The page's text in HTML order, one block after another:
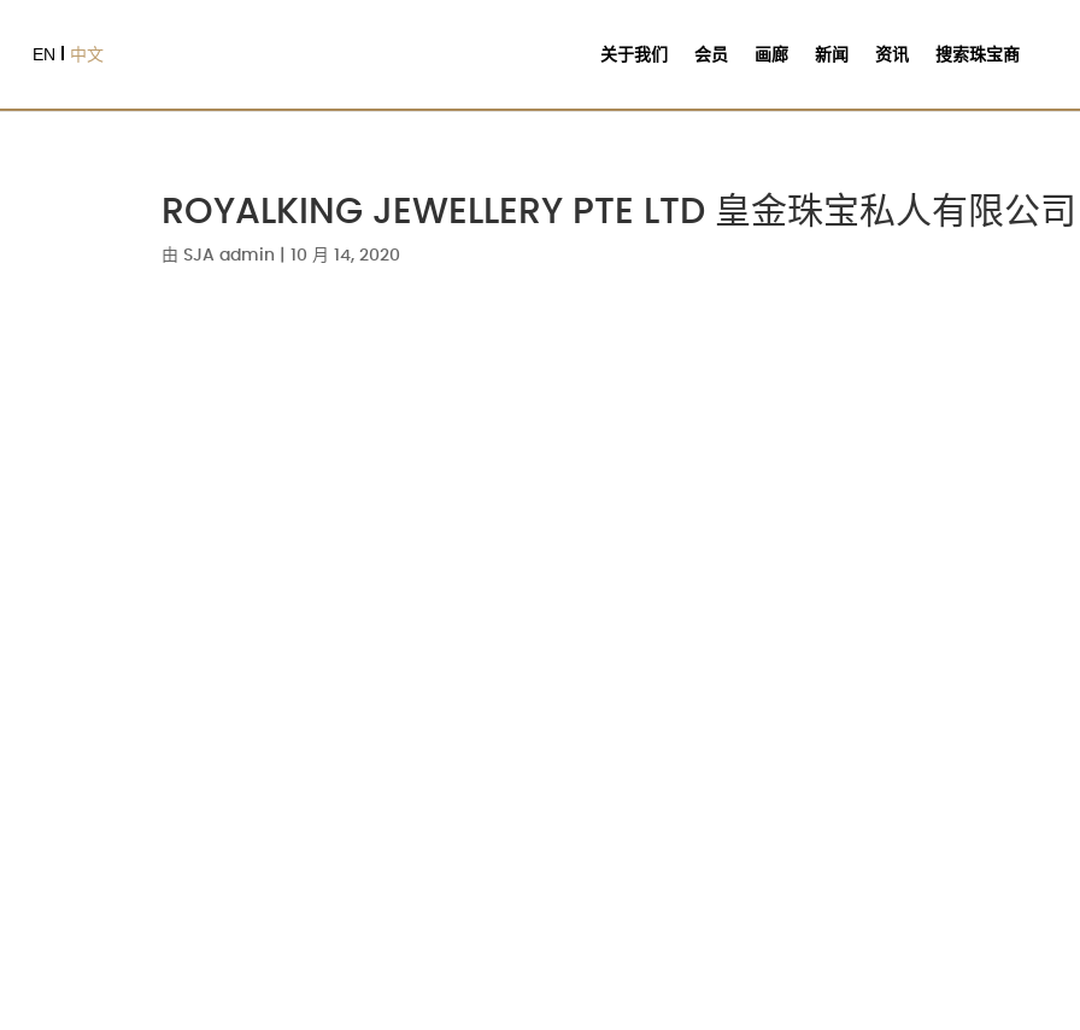
中文
EN 关于我们 会员 画廊 新闻 资讯 搜索珠宝商
ROYALKING JEWELLERY PTE LTD 皇金珠宝私人有限公司
由 SJA admin 10 月 14, 2020